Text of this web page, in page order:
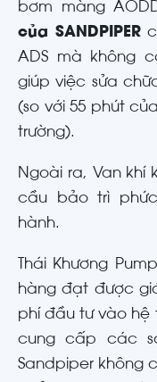
bơm màng
của SANDPIPER
ADS mà không
giúp việc sửa
(so với 55 phút
trường).
Ngoài ra, Van khí
cầu bảo trì
hành.
Thái Khương
hàng đạt được
phí đầu tư vào hệ
cung cấp các
Sandpiper không